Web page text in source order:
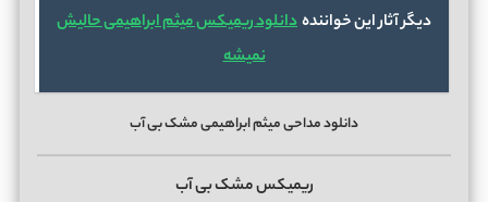
دیگر آثار این خوانندهدانلود ریمیکس میثم ابراهیمی حالیش
نمیشه
دانلود مداحی میثم ابراهیمی مشک بی آب
ریمیکس مشک بی آب